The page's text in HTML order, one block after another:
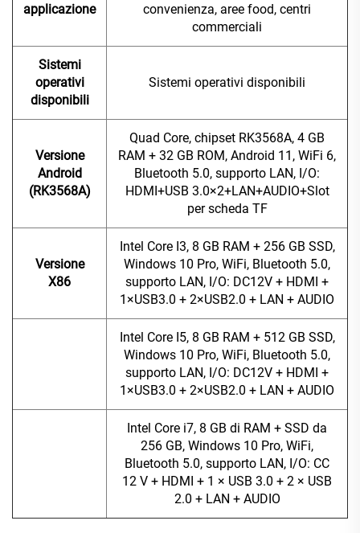
applicazione
convenienza, aree food, centri
commerciali
Sistemi
operativi
disponibili
Sistemi operativi disponibili
Versione
Android
(RK3568A)
Quad Core, chipset RK3568A, 4 GB
RAM + 32 GB ROM, Android 11, WiFi 6,
Bluetooth 5.0, supporto LAN, I/O:
HDMI+USB 3.0×2+LAN+AUDIO+Slot
per scheda TF
Versione
X86
Intel Core I3, 8 GB RAM + 256 GB SSD,
Windows 10 Pro, WiFi, Bluetooth 5.0,
supporto LAN, I/O: DC12V + HDMI +
1×USB3.0 + 2×USB2.0 + LAN + AUDIO
Intel Core I5, 8 GB RAM + 512 GB SSD,
Windows 10 Pro, WiFi, Bluetooth 5.0,
supporto LAN, I/O: DC12V + HDMI +
1×USB3.0 + 2×USB2.0 + LAN + AUDIO
Intel Core i7, 8 GB di RAM + SSD da
256 GB, Windows 10 Pro, WiFi,
Bluetooth 5.0, supporto LAN, I/O: CC
12 V + HDMI + 1 × USB 3.0 + 2 × USB
2.0 + LAN + AUDIO